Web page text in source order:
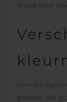
of juist meer
Over het
gemaakt. Het